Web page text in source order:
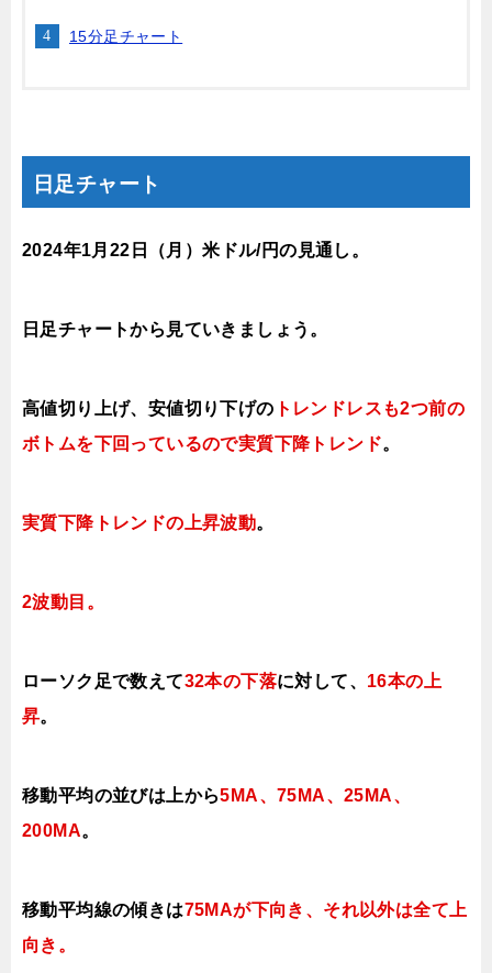
15分足チャート
日足チャート
2024年1月22日 （月 ）米ドル/円の見通し 。
日足チャートから見ていきましょう。
高値切り上げ、安値切り下げの トレンドレスも2つ前の
ボトムを下回っているので実質下降トレンド。
実質下降トレンドの上昇波動。
2波動目。
ローソク足で数えて32本の下落に対して、 16本の上
昇。
移動平均の並びは上から5MA、75MA、25MA、
200MA。
移動平均線の傾きは75MAが下向き、それ以外は全て上
向き。